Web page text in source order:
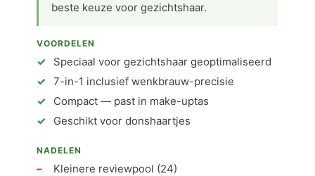
beste keuze voor gezichtshaar.
VOORDELEN
Speciaal voor gezichtshaar geoptimaliseerd
7-in-1 inclusief wenkbrauw-precisie
Compact — past in make-uptas
Geschikt voor donshaartjes
NADELEN
Kleinere reviewpool (24)